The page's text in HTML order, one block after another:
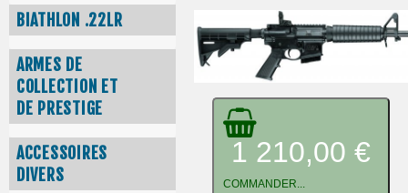
BIATHLON .22LR
ARMES DE
COLLECTION ET
DE PRESTIGE
ACCESSOIRES
DIVERS
1 210,00 €
COMMANDER...